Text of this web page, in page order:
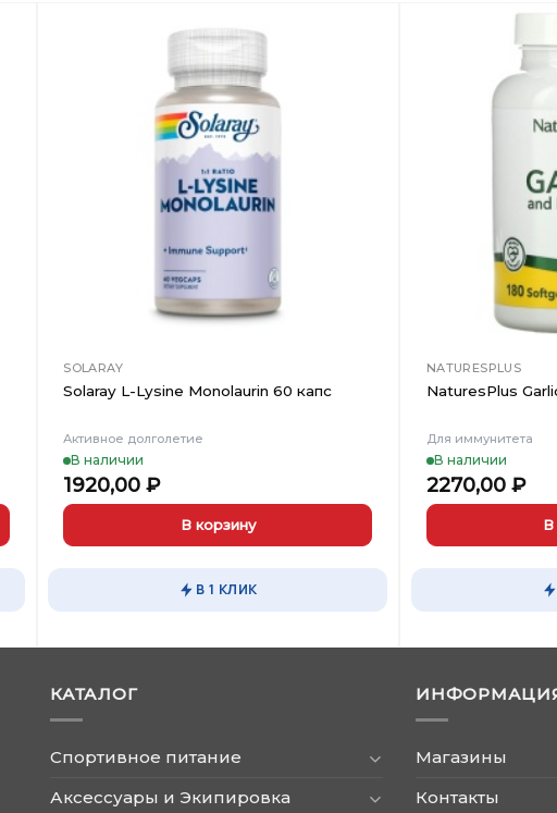
SOLARAY
Solaray L-Lysine Monolaurin 60 капс
Активное долголетие
В наличии
1920,00₽
В корзину
В 1 КЛИК
NATURESPLUS
NaturesPlus
Для иммунитета
В наличии
2270,00 ₽
В
КАТАЛОГ
Спортивное питание
Аксессуары и Экипировка
Магазины
Контакты